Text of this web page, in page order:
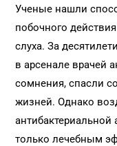
Ученые нашли
побочного
слуха. За
в арсенале врачей
сомнения, спасли
жизней. Однако
антибактериальной
только лечебным